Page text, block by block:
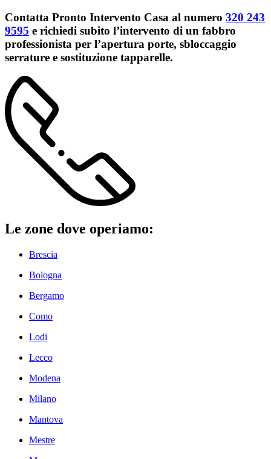
Contatta Pronto Intervento Casa al numero 320 243
9595 e richiedi subito l’intervento di un fabbro
professionista per l’apertura porte, sbloccaggio
serrature e sostituzione tapparelle.​
Le zone dove operiamo:
Brescia
Bologna
Bergamo
Como
Lodi
Lecco
Modena
Milano
Mantova
Mestre